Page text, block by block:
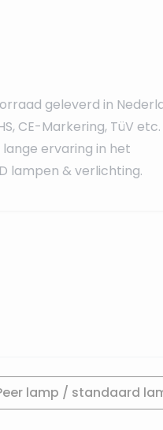
geleverd in
CE-Markering, TüV etc.
ervaring in het
lampen & verlichting.
lamp / standaard